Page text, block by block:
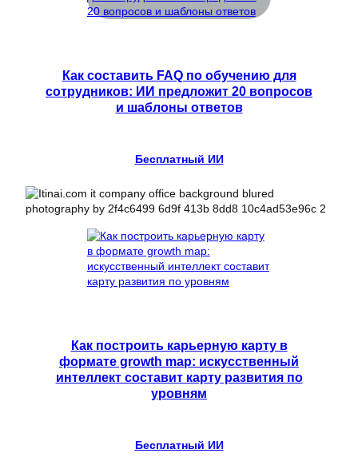
Как составить FAQ по обучению для
сотрудников: ИИ предложит 20 вопросов
и шаблоны ответов
Бесплатный ИИ
Как построить карьерную карту в
формате growth map: искусственный
интеллект составит карту развития по
уровням
Бесплатный ИИ